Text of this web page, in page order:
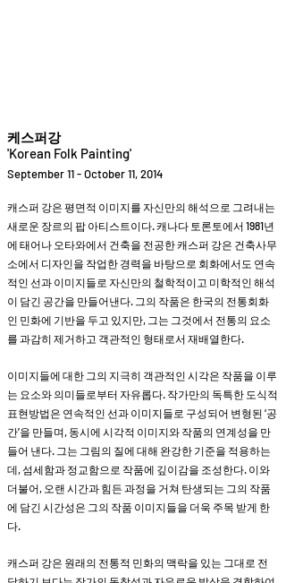
케스퍼강
'Korean Folk Painting'
September 11 - October 11, 2014
캐스퍼 강은 평면적 이미지를 자신만의 해석으로 그려내는
새로운 장르의 팝 아티스트이다. 캐나다 토론토에서 1981년
에 태어나 오타와에서 건축을 전공한 캐스퍼 강은 건축사무
소에서 디자인을 작업한 경력을 바탕으로 회화에서도 연속
적인 선과 이미지들로 자신만의 철학적이고 미학적인 해석
이 담긴 공간을 만들어낸다. 그의 작품은 한국의 전통회화
인 민화에 기반을 두고 있지만, 그는 그것에서 전통의 요소
를 과감히 제거하고 객관적인 형태로서 재배열한다.
이미지들에 대한 그의 지극히 객관적인 시각은 작품을 이루
는 요소와 의미들로부터 자유롭다. 작가만의 독특한 도식적
표현방법은 연속적인 선과 이미지들로 구성되어 변형된 ‘공
간’을 만들며, 동시에 시각적 이미지와 작품의 연계성을 만
들어 낸다. 그는 그림의 질에 대해 완강한 기준을 적용하는
데, 섬세함과 정교함으로 작품에 깊이감을 조성한다. 이와
더불어, 오랜 시간과 힘든 과정을 거쳐 탄생되는 그의 작품
에 담긴 시간성은 그의 작품 이미지들을 더욱 주목 받게 한
다.
캐스퍼 강은 원래의 전통적 민화의 맥락을 있는 그대로 전